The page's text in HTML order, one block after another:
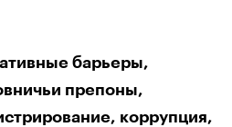
барьеры,
препоны,
коррупция,